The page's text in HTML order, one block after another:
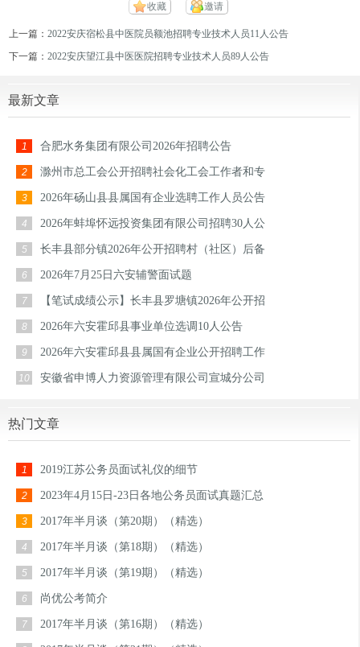
收藏 邀请
上一篇：2022安庆宿松县中医院员额池招聘专业技术人员11人公告
下一篇：2022安庆望江县中医医院招聘专业技术人员89人公告
最新文章
1 合肥水务集团有限公司2026年招聘公告
2 滁州市总工会公开招聘社会化工会工作者和专
3 2026年砀山县县属国有企业选聘工作人员公告
4 2026年蚌埠怀远投资集团有限公司招聘30人公
5 长丰县部分镇2026年公开招聘村（社区）后备
6 2026年7月25日六安辅警面试题
7 【笔试成绩公示】长丰县罗塘镇2026年公开招
8 2026年六安霍邱县事业单位选调10人公告
9 2026年六安霍邱县县属国有企业公开招聘工作
10 安徽省申博人力资源管理有限公司宣城分公司
热门文章
1 2019江苏公务员面试礼仪的细节
2 2023年4月15日-23日各地公务员面试真题汇总
3 2017年半月谈（第20期）（精选）
4 2017年半月谈（第18期）（精选）
5 2017年半月谈（第19期）（精选）
6 尚优公考简介
7 2017年半月谈（第16期）（精选）